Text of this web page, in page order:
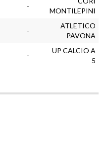
-
MONTILEPINI
-
ATLETICO
PAVONA
-
UP CALCIO A
5